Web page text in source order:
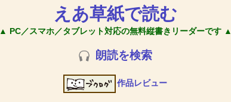
えあ草紙で読む
▲ PC／スマホ／タブレット対応の無料縦書きリーダーです ▲
朗読を検索
作品レビュー